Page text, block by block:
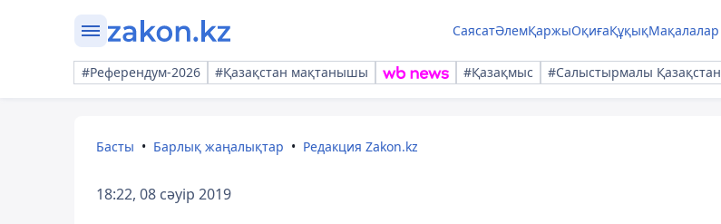
СаясатӘлемҚаржыОқиғаҚұқықМақалалар
#Референдум-2026 #Қазақстан мақтанышы #Қазақмыс #Салыстырмалы Қазақстан
Басты Барлық жаңалықтар Редакция Zakon.kz
18:22, 08 сәуір 2019